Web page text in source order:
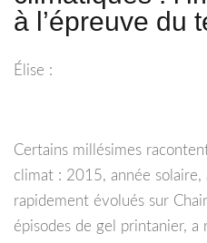
à l’épreuve du
Élise :
Certains millésimes
climat : 2015, année
rapidement évolués sur
épisodes de gel printanier, a